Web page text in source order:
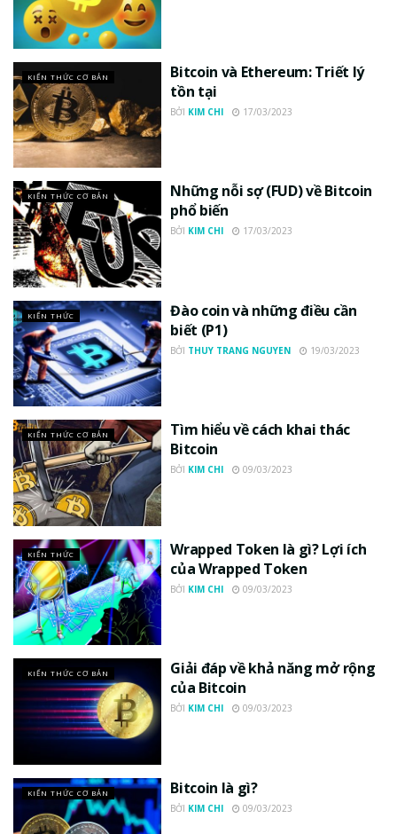
KIẾN THỨC CƠ BẢN
Bitcoin và Ethereum: Triết lý
tồn tại
BỞI KIM CHI 17/03/2023
KIẾN THỨC CƠ BẢN
Những nỗi sợ (FUD) về Bitcoin
phổ biến
BỞI KIM CHI 17/03/2023
KIẾN THỨC
Đào coin và những điều cần
biết (P1)
BỞI THUY TRANG NGUYEN 19/03/2023
KIẾN THỨC CƠ BẢN
Tìm hiểu về cách khai thác
Bitcoin
BỞI KIM CHI 09/03/2023
KIẾN THỨC
Wrapped Token là gì? Lợi ích
của Wrapped Token
BỞI KIM CHI 09/03/2023
KIẾN THỨC CƠ BẢN
Giải đáp về khả năng mở rộng
của Bitcoin
BỞI KIM CHI 09/03/2023
KIẾN THỨC CƠ BẢN Bitcoin là gì?
BỞI KIM CHI 09/03/2023